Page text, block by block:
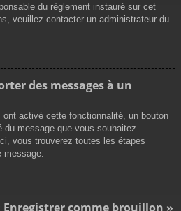
du règlement instauré sur cet
veuillez contacter un administrateur du
des messages à un
activé cette fonctionnalité, un bouton
message que vous souhaitez
vous trouverez toutes les étapes
message.
comme brouillon »